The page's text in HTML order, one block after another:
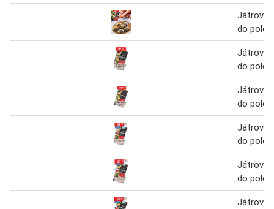
Játrové
do
Játrové
do
Játrové
do
Játrové
do
Játrové
do
Játrové